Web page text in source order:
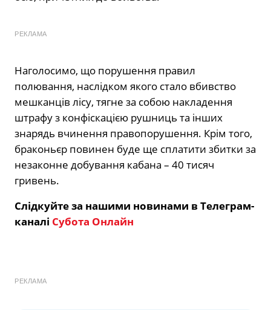
РЕКЛАМА
Наголосимо, що порушення правил
полювання, наслідком якого стало вбивство
мешканців лісу, тягне за собою накладення
штрафу з конфіскацією рушниць та інших
знарядь вчинення правопорушення. Крім того,
браконьєр повинен буде ще сплатити збитки за
незаконне добування кабана – 40 тисяч
гривень.
Слідкуйте за нашими новинами в Телеграм-
каналі Субота Онлайн
РЕКЛАМА